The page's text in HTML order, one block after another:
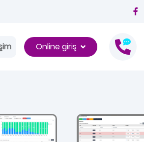
Online giriş